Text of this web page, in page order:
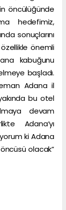
öncülüğünde
hedefimiz,
sonuçlarını
önemli
kabuğunu
başladı.
Adana il
bu otel
devam
Adana’yı
ki Adana
olacak”